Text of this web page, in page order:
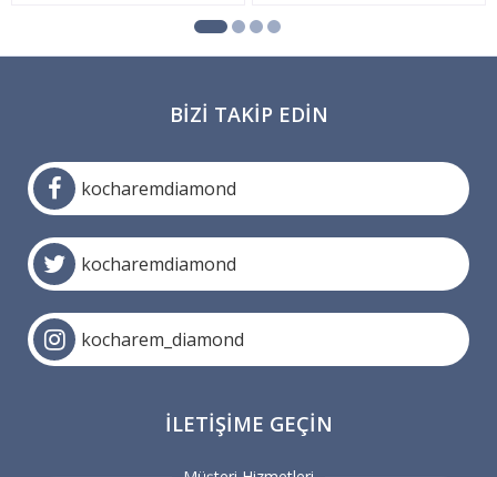
BIZI TAKIP EDIN
kocharemdiamond
kocharemdiamond
kocharem_diamond
İLETIŞIME GEÇIN